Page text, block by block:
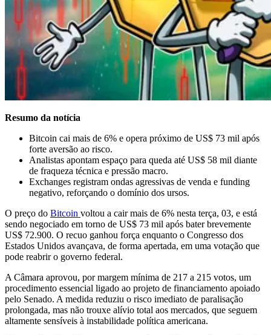
Resumo da notícia
Bitcoin cai mais de 6% e opera próximo de US$ 73 mil após
forte aversão ao risco.
Analistas apontam espaço para queda até US$ 58 mil diante
de fraqueza técnica e pressão macro.
Exchanges registram ondas agressivas de venda e funding
negativo, reforçando o domínio dos ursos.
O preço do Bitcoin voltou a cair mais de 6% nesta terça, 03, e está
sendo negociado em torno de US$ 73 mil após bater brevemente
US$ 72.900. O recuo ganhou força enquanto o Congresso dos
Estados Unidos avançava, de forma apertada, em uma votação que
pode reabrir o governo federal.
A Câmara aprovou, por margem mínima de 217 a 215 votos, um
procedimento essencial ligado ao projeto de financiamento apoiado
pelo Senado. A medida reduziu o risco imediato de paralisação
prolongada, mas não trouxe alívio total aos mercados, que seguem
altamente sensíveis à instabilidade política americana.